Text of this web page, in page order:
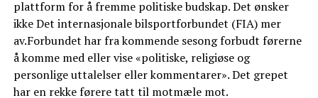
plattform for å fremme politiske budskap. Det ønsker
ikke Det internasjonale bilsportforbundet (FIA) mer
av.Forbundet har fra kommende sesong forbudt førerne
å komme med eller vise «politiske, religiøse og
personlige uttalelser eller kommentarer». Det grepet
har en rekke førere tatt til motmæle mot.